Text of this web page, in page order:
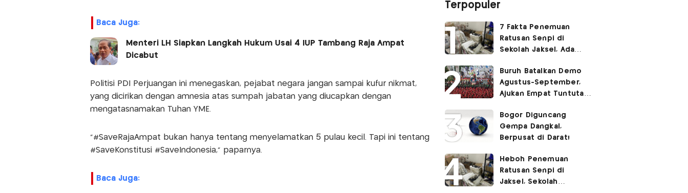
Baca Juga:
Menteri LH Siapkan Langkah Hukum Usai 4 IUP Tambang Raja Ampat
Dicabut
Politisi PDI Perjuangan ini menegaskan, pejabat negara jangan sampai kufur nikmat,
yang dicirikan dengan amnesia atas sumpah jabatan yang diucapkan dengan
mengatasnamakan Tuhan YME.
"#SaveRajaAmpat bukan hanya tentang menyelamatkan 5 pulau kecil. Tapi ini tentang
#SaveKonstitusi #SaveIndonesia," paparnya.
Baca Juga:
Terpopuler
7 Fakta Penemuan
Ratusan Senpi di
Sekolah Jaksel, Ada
Ruang Bunker
Buruh Batalkan Demo
Agustus-September,
Ajukan Empat Tuntutan
Bogor Diguncang
Gempa Dangkal,
Berpusat di Darat!
Heboh Penemuan
Ratusan Senpi di
Jaksel, Sekolah